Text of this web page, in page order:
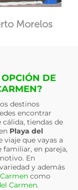
Morelos
DE
destinos
encontrar
tiendas de
Playa del
viaje que vayas a
familiar, en pareja,
En
y además
como
Carmen.